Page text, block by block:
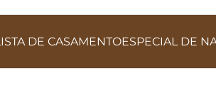
DE CASAMENTOESPECIAL DE